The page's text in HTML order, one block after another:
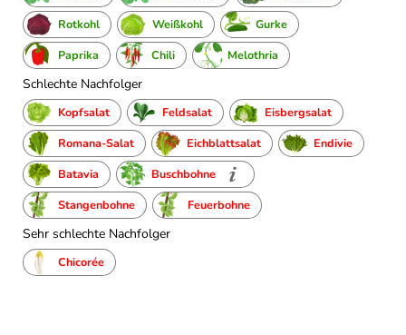
Rotkohl
Weißkohl
Gurke
Paprika
Chili Melothria
Schlechte Nachfolger
Kopfsalat Feldsalat
Eisbergsalat
Romana-Salat
Eichblattsalat
Endivie
Batavia
Buschbohne
Stangenbohne
Feuerbohne
Sehr schlechte Nachfolger
Chicorée